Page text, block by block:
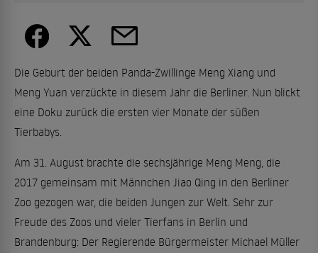
Die Geburt der beiden Panda-Zwillinge Meng Xiang und
Meng Yuan verzückte in diesem Jahr die Berliner. Nun blickt
eine Doku zurück die ersten vier Monate der süßen
Tierbabys.
Am 31. August brachte die sechsjährige Meng Meng, die
2017 gemeinsam mit Männchen Jiao Qing in den Berliner
Zoo gezogen war, die beiden Jungen zur Welt. Sehr zur
Freude des Zoos und vieler Tierfans in Berlin und
Brandenburg: Der Regierende Bürgermeister Michael Müller